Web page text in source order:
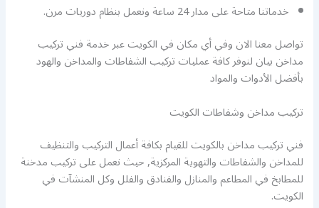
خدماتنا متاحة على مدار 24 ساعة ونعمل بنظام دوريات مرن.
تواصل معنا الان وفي أي مكان في الكويت عبر خدمة فني تركيب
مداخن بيان لنوفر كافة عمليات تركيب الشفاطات والمداخن والهود
بأفضل الأدوات والمواد
تركيب مداخن وشفاطات الكويت
فني تركيب مداخن بالكويت للقيام بكافة أعمال التركيب والتنظيف
للمداخن والشفاطات والتهوية المركزية, حيث نعمل على تركيب مدخنة
للمطابخ في المطاعم والمنازل والفنادق والفلل وكل المنشآت في
الكويت.